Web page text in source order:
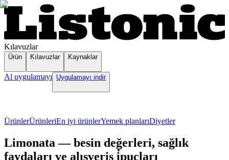
Kılavuzlar
Ürün Kılavuzlar Kaynaklar
Al uygulamayı Uygulamayı indir
ÜrünlerÜrünleriEn iyi ürünlerYemek planlarıDiyetler
Limonata — besin değerleri, sağlık
faydaları ve alışveriş i̇puçları